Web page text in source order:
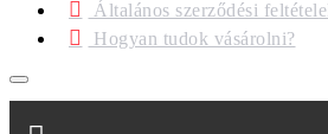
Általános szerződési
Hogyan tudok vásárolni?